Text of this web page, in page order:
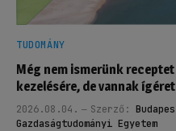
TUDOMÁNY
Még nem ismerünk
kezelésére, de vannak
2026.08.04. Szerző:
Gazdaságtudományi Egyetem